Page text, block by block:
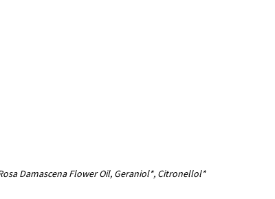
Damascena Flower Oil, Geraniol*, Citronellol*